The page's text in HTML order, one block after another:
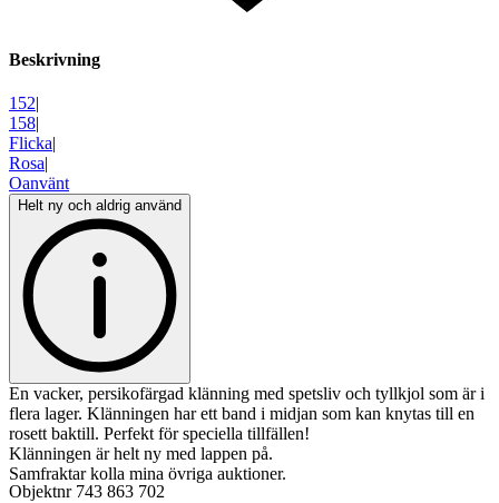
Beskrivning
152|
158|
Flicka|
Rosa|
Oanvänt
Helt ny och aldrig använd
En vacker, persikofärgad klänning med spetsliv och tyllkjol som är i
flera lager. Klänningen har ett band i midjan som kan knytas till en
rosett baktill. Perfekt för speciella tillfällen!
Klänningen är helt ny med lappen på.
Samfraktar kolla mina övriga auktioner.
Objektnr 743 863 702